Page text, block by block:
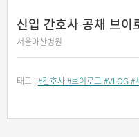
신입 간호사 공채 브이
서울아산병원
태그 : #간호사 #브이로그 #VLOG #